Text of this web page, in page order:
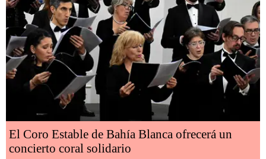
El Coro Estable de Bahía Blanca ofrecerá un
concierto coral solidario